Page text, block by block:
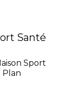
Santé
Sport
Plan